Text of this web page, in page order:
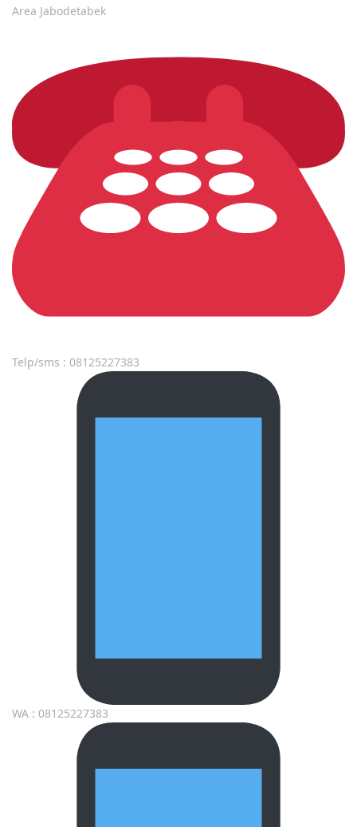
Area Jabodetabek
Telp/sms : 08125227383
WA : 08125227383